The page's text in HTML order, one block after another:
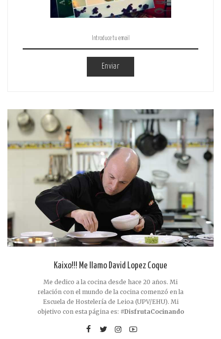
Enviar
Kaixo!!! Me llamo David Lopez Coque
Me dedico a la cocina desde hace 20 años. Mi
relación con el mundo de la cocina comenzó en la
Escuela de Hostelería de Leioa (UPV/EHU). Mi
objetivo con esta página es: #DisfrutaCocinando